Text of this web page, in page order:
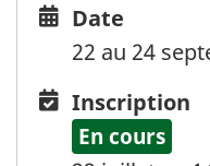
Date
and
Date
22 au 24
Inscription
Inscription
En cours